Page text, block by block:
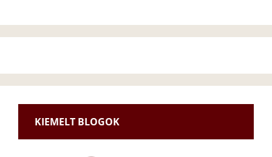
KIEMELT BLOGOK